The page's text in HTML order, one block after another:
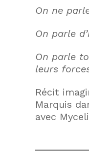
On ne
On parle
On parle
leurs
Récit
Marquis
avec